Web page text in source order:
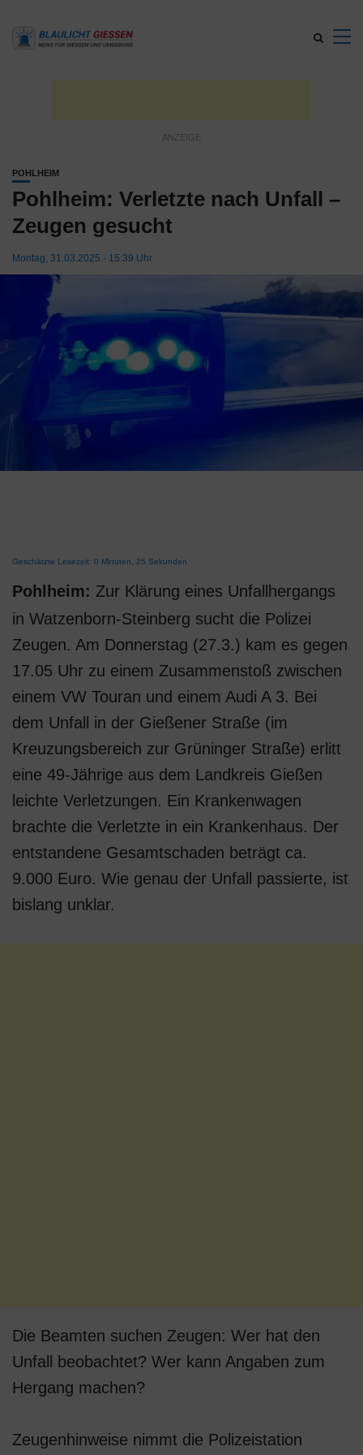
POHLHEIM
Pohlheim: Verletzte nach Unfall –
Zeugen gesucht
Montag, 31.03.2025 - 15:39 Uhr
Geschätzte Lesezeit: 0 Minuten, 25 Sekunden
Pohlheim: Zur Klärung eines Unfallhergangs
in Watzenborn-Steinberg sucht die Polizei
Zeugen. Am Donnerstag (27.3.) kam es gegen
17.05 Uhr zu einem Zusammenstoß zwischen
einem VW Touran und einem Audi A 3. Bei
dem Unfall in der Gießener Straße (im
Kreuzungsbereich zur Grüninger Straße) erlitt
eine 49-Jährige aus dem Landkreis Gießen
leichte Verletzungen. Ein Krankenwagen
brachte die Verletzte in ein Krankenhaus. Der
entstandene Gesamtschaden beträgt ca.
9.000 Euro. Wie genau der Unfall passierte, ist
bislang unklar.
Die Beamten suchen Zeugen: Wer hat den
Unfall beobachtet? Wer kann Angaben zum
Hergang machen?
Zeugenhinweise nimmt die Polizeistation